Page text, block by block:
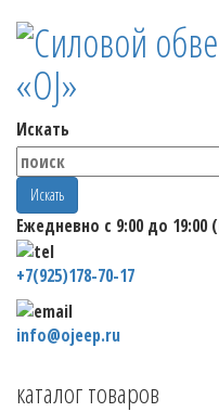
Искать
Искать
Ежедневно с 9:00 до 19:00
+7(925)178-70-17
info@ojeep.ru
каталог товаров